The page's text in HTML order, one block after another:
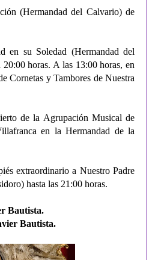
(Hermandad del Calvario) de
en su Soledad (Hermandad del
horas. A las 13:00 horas, en
Cornetas y Tambores de Nuestra
de la Agrupación Musical de
en la Hermandad de la
extraordinario a Nuestro Padre
hasta las 21:00 horas.
Bautista.
Bautista.